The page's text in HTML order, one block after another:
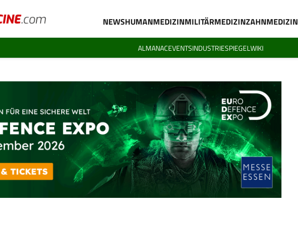
NEWSHUMANMEDIZINMILITÄRMEDIZINZAHNMEDIZIN
ALMANACEVENTSINDUSTRIESPIEGELWIKI